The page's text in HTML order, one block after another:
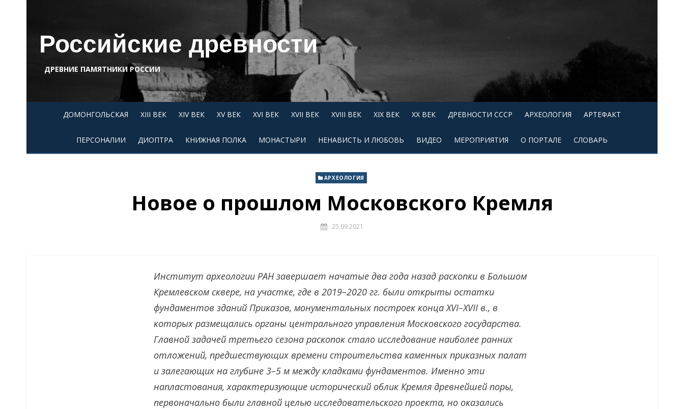
content
Российские древности
ДРЕВНИЕ ПАМЯТНИКИ РОССИИ
ДОМОНГОЛЬСКАЯ XIII ВЕК XIV ВЕК XV ВЕК XVI ВЕК XVII ВЕК XVIII ВЕК XIX ВЕК XX ВЕК ДРЕВНОСТИ СССР АРХЕОЛОГИЯ АРТЕФАКТ
ПЕРСОНАЛИИ ДИОПТРА КНИЖНАЯ ПОЛКА МОНАСТЫРИ НЕНАВИСТЬ И ЛЮБОВЬ ВИДЕО МЕРОПРИЯТИЯ О ПОРТАЛЕ СЛОВАРЬ
АРХЕОЛОГИЯ
Новое о прошлом Московского Кремля
25.09.2021
Институт археологии РАН завершает начатые два года назад раскопки в Большом
Кремлевском сквере, на участке, где в 2019–2020 гг. были открыты остатки
фундаментов зданий Приказов, монументальных построек конца XVI–XVII в., в
которых размещались органы центрального управления Московского государства.
Главной задачей третьего сезона раскопок стало исследование наиболее ранних
отложений, предшествующих времени строительства каменных приказных палат
и залегающих на глубине 3–5 м между кладками фундаментов. Именно эти
напластования, характеризующие исторический облик Кремля древнейшей поры,
первоначально были главной целью исследовательского проекта, но оказались